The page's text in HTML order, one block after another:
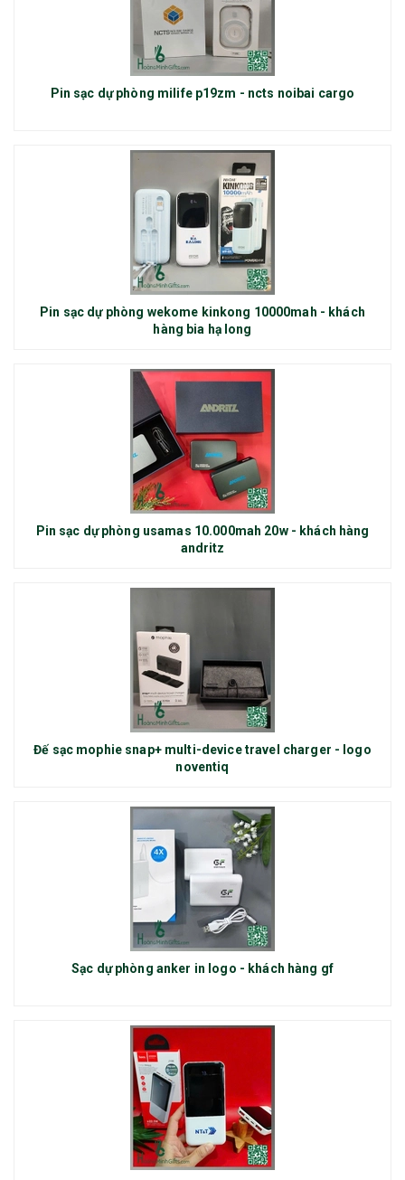
Pin sạc dự phòng milife p19zm - ncts noibai cargo
Pin sạc dự phòng wekome kinkong 10000mah - khách
hàng bia hạ long
Pin sạc dự phòng usamas 10.000mah 20w - khách hàng
andritz
Đế sạc mophie snap+ multi-device travel charger - logo
noventiq
Sạc dự phòng anker in logo - khách hàng gf